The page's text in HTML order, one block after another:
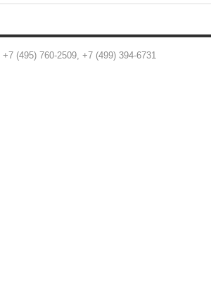
+7 (495) 760-2509, +7 (499) 394-6731